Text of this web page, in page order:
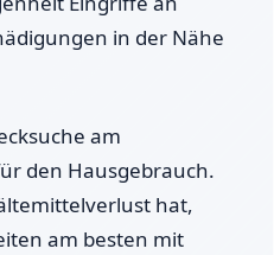
in der Nähe
am
den Hausgebrauch.
hat,
am besten mit